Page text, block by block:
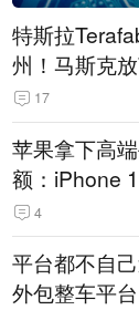
特斯拉
州！马斯克
回美国
17
苹果拿下高
额：iPhone
4
平台都不自
外包整车平